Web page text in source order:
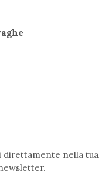
direttamente nella tua
.